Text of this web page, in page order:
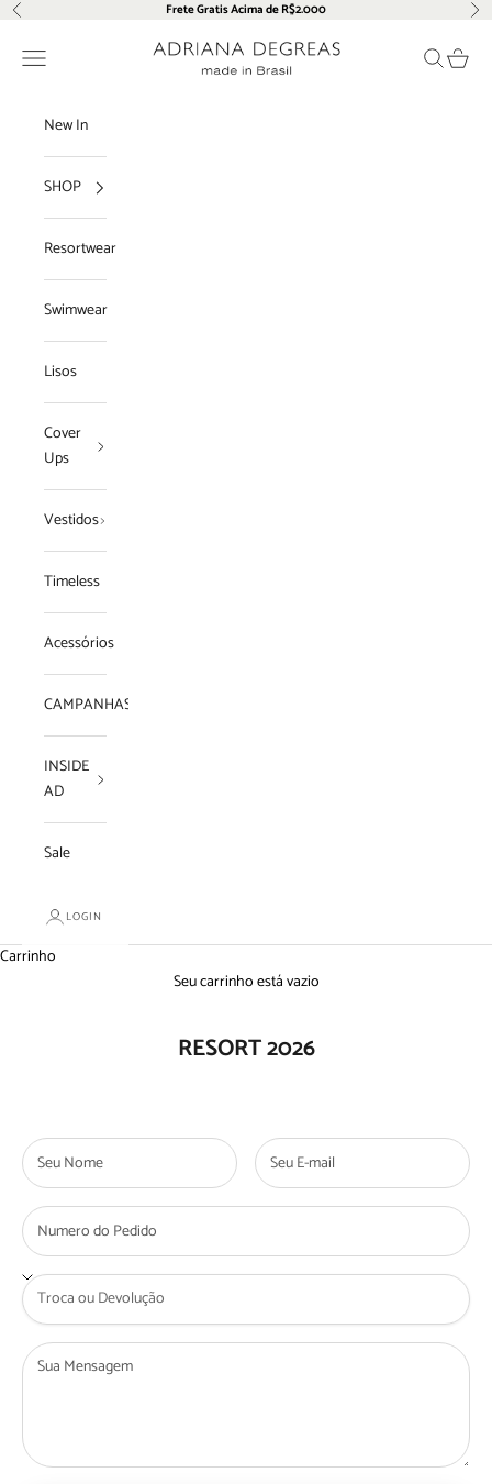
Pular para o conteúdo
Anterior Frete Gratis Acima de R$2.000
Adriana Degreas
Menu Pesquisar
New In
SHOP
Resortwear
Swimwear
Lisos
Cover
Ups
Vestidos
Timeless
Acessórios
CAMPANHAS
INSIDE
AD
Sale
LOGIN
Carrinho
Seu carrinho está vazio
RESORT 2026